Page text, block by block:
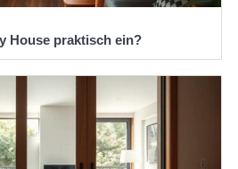
House praktisch ein?